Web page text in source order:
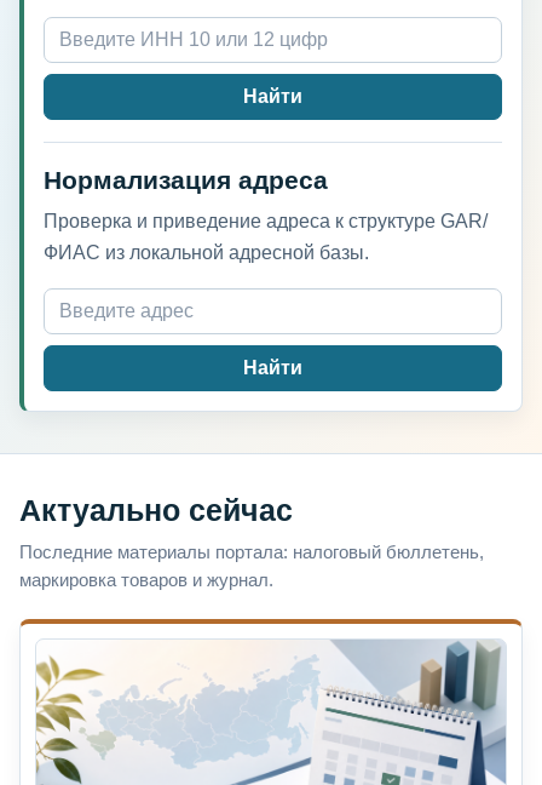
Найти
Нормализация адреса
Проверка и приведение адреса к структуре GAR/
ФИАС из локальной адресной базы.
Найти
Актуально сейчас
Последние материалы портала: налоговый бюллетень,
маркировка товаров и журнал.